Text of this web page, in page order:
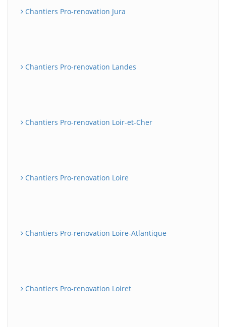
Chantiers Pro-renovation Jura
Chantiers Pro-renovation Landes
Chantiers Pro-renovation Loir-et-Cher
Chantiers Pro-renovation Loire
Chantiers Pro-renovation Loire-Atlantique
Chantiers Pro-renovation Loiret